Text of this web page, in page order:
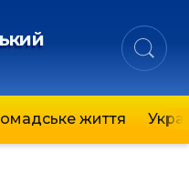
життя